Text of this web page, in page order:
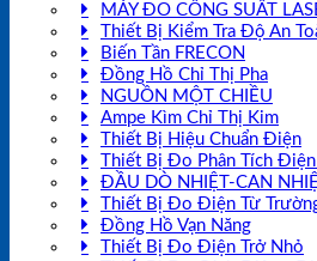
MÁY ĐO CÔNG SUẤT
Thiết Bị Kiểm Tra Độ An
Biến Tần FRECON
Đồng Hồ Chỉ Thị Pha
NGUỒN MỘT CHIỀU
Ampe Kìm Chỉ Thị Kim
Thiết Bị Hiệu Chuẩn Điện
Thiết Bị Đo Phân Tích
ĐẦU DÒ NHIỆT-CAN
Thiết Bị Đo Điện Từ
Đồng Hồ Vạn Năng
Thiết Bị Đo Điện Trở Nhỏ